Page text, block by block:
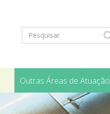
Outras Áreas de Atuação